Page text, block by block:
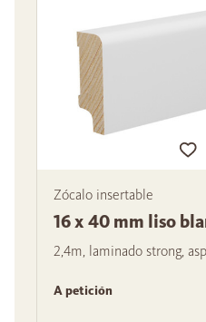
Zócalo insertable
16 x 40 mm liso
2,4m, laminado strong,
A petición